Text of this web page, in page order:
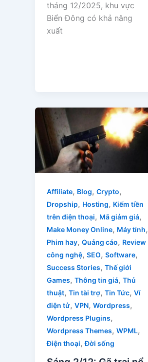
tháng 12/2025, khu vực
Biển Đông có khả năng
xuất
Affiliate, Blog, Crypto,
Dropship, Hosting, Kiếm tiền
trên điện thoại, Mã giảm giá,
Make Money Online, Máy tính,
Phim hay, Quảng cáo, Review
công nghệ, SEO, Software,
Success Stories, Thế giới
Games, Thông tin giá, Thủ
thuật, Tin tài trợ, Tin Tức, Ví
điện tử, VPN, Wordpress,
Wordpress Plugins,
Wordpress Themes, WPML,
Điện thoại,Đời sống